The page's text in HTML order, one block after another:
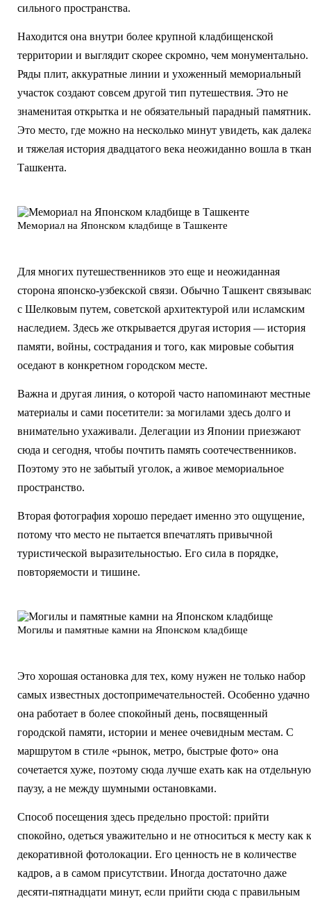
сильного пространства.
Находится она внутри более крупной кладбищенской
территории и выглядит скорее скромно, чем монументально.
Ряды плит, аккуратные линии и ухоженный мемориальный
участок создают совсем другой тип путешествия. Это не
знаменитая открытка и не обязательный парадный памятник.
Это место, где можно на несколько минут увидеть, как
и тяжелая история двадцатого века неожиданно вошла в
Ташкента.
Мемориал на Японском кладбище в Ташкенте
Для многих путешественников это еще и неожиданная
сторона японско-узбекской связи. Обычно Ташкент
с Шелковым путем, советской архитектурой или исламским
наследием. Здесь же открывается другая история — история
памяти, войны, сострадания и того, как мировые события
оседают в конкретном городском месте.
Важна и другая линия, о которой часто напоминают местные
материалы и сами посетители: за могилами здесь долго и
внимательно ухаживали. Делегации из Японии приезжают
сюда и сегодня, чтобы почтить память соотечественников.
Поэтому это не забытый уголок, а живое мемориальное
пространство.
Вторая фотография хорошо передает именно это ощущение,
потому что место не пытается впечатлять привычной
туристической выразительностью. Его сила в порядке,
повторяемости и тишине.
Могилы и памятные камни на Японском кладбище
Это хорошая остановка для тех, кому нужен не только набор
самых известных достопримечательностей. Особенно удачно
она работает в более спокойный день, посвященный
городской памяти, истории и менее очевидным местам. С
маршрутом в стиле «рынок, метро, быстрые фото» она
сочетается хуже, поэтому сюда лучше ехать как на отдельную
паузу, а не между шумными остановками.
Способ посещения здесь предельно простой: прийти
спокойно, одеться уважительно и не относиться к месту как к
декоративной фотолокации. Его ценность не в количестве
кадров, а в самом присутствии. Иногда достаточно даже
десяти-пятнадцати минут, если прийти сюда с правильным